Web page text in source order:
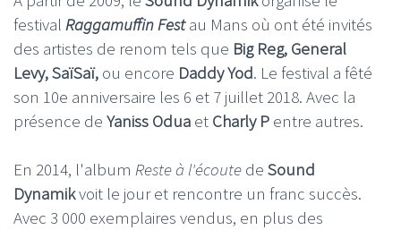
festival Raggamuffin Festau Mans où ont été invités
des artistes de renom tels que Big Reg, General
Levy, SaïSaï, ou encore Daddy Yod. Le festival a fêté
son 10e anniversaire les 6 et 7 juillet 2018. Avec la
présence de Yaniss Odua et Charly P entre autres.
En 2014, l'album Reste à l'écoute de Sound
Dynamikvoit le jour et rencontre un franc succès.
Avec 3 000 exemplaires vendus, en plus des